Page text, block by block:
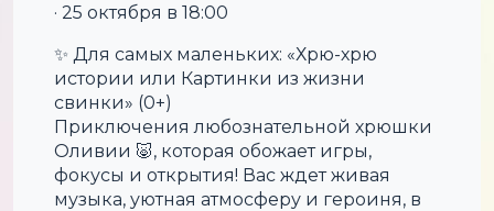
· 25 октября в 18:00
✨ Для самых маленьких: «Хрю-хрю
истории или Картинки из жизни
свинки» (0+)
Приключения любознательной хрюшки
Оливии 🐷, которая обожает игры,
фокусы и открытия! Вас ждет живая
музыка, уютная атмосферу и героиня, в